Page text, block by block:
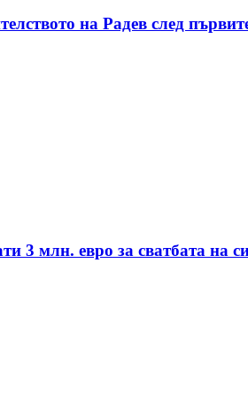
на Радев след
3 млн. евро за сватбата на